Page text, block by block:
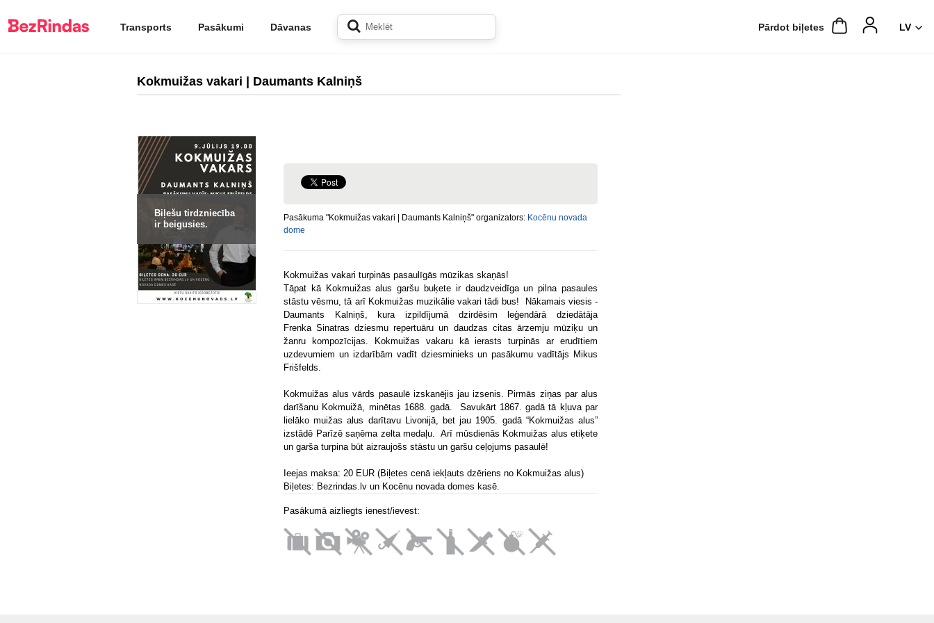
Transports Pasākumi Dāvanas Pārdot biļetes
Kokmuižas vakari | Daumants Kalniņš
Biļešu tirdzniecība
ir beigusies.
Pasākuma "Kokmuižas vakari | Daumants Kalniņš" organizators: Kocēnu novada
dome
Kokmuižas vakari turpinās pasaulīgās mūzikas skaņās!
Tāpat kā Kokmuižas alus garšu buķete ir daudzveidīga un pilna pasaules
stāstu vēsmu, tā arī Kokmuižas muzikālie vakari tādi bus! Nākamais viesis -
Daumants Kalniņš, kura izpildījumā dzirdēsim leģendārā dziedātāja
FrenkaSinatras dziesmu repertuāru un daudzas citas ārzemju mūziķu un
žanru kompozīcijas. Kokmuižas vakaru kā ierasts turpinās ar erudītiem
uzdevumiem un izdarībām vadīt dziesminieks un pasākumu vadītājs Mikus
Frišfelds.
Kokmuižas alus vārds pasaulē izskanējis jau izsenis. Pirmās ziņas par alus
darīšanu Kokmuižā, minētas 1688. gadā. Savukārt 1867. gadā tā kļuva par
lielāko muižas alus darītavu Livonijā, bet jau 1905. gadā “Kokmuižas alus”
izstādē Parīzē saņēma zelta medaļu. Arī mūsdienās Kokmuižas alus etiķete
un garša turpina būt aizraujošs stāstu un garšu ceļojums pasaulē!
Ieejas maksa: 20 EUR (Biļetes cenā iekļauts dzēriens no Kokmuižas alus)
Biļetes: Bezrindas.lv un Kocēnu novada domes kasē.
Pasākumā aizliegts ienest/ievest: